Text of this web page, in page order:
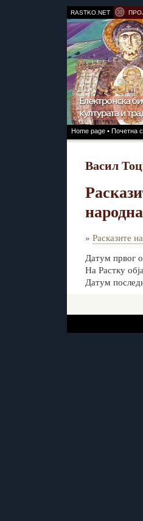
RASTKO.NET
Home page • Почетна
Васил
» Расказите
Датум првог
На Растку
Датум